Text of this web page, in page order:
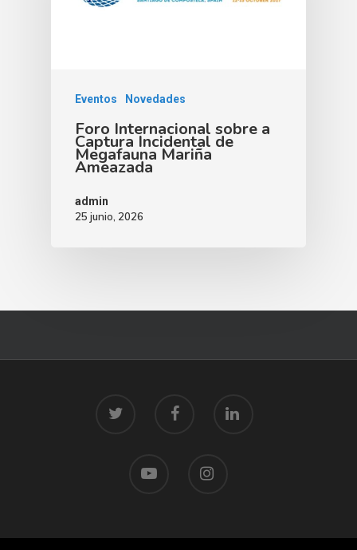
Eventos Novedades
Foro Internacional sobre a
Captura Incidental de
Megafauna Mariña
Ameazada
admin
25 junio, 2026